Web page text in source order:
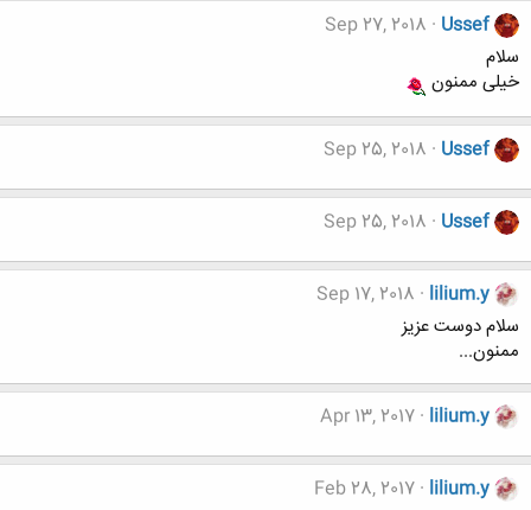
Ussef
Sep 27, 2018
سلام
خیلی ممنون
Ussef
Sep 25, 2018
Ussef
Sep 25, 2018
lilium.y
Sep 17, 2018
سلام دوست عزیز
ممنون...
lilium.y
Apr 13, 2017
lilium.y
Feb 28, 2017